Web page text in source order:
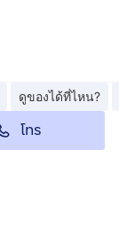
ดูของได้ที่ไหน?
โทร